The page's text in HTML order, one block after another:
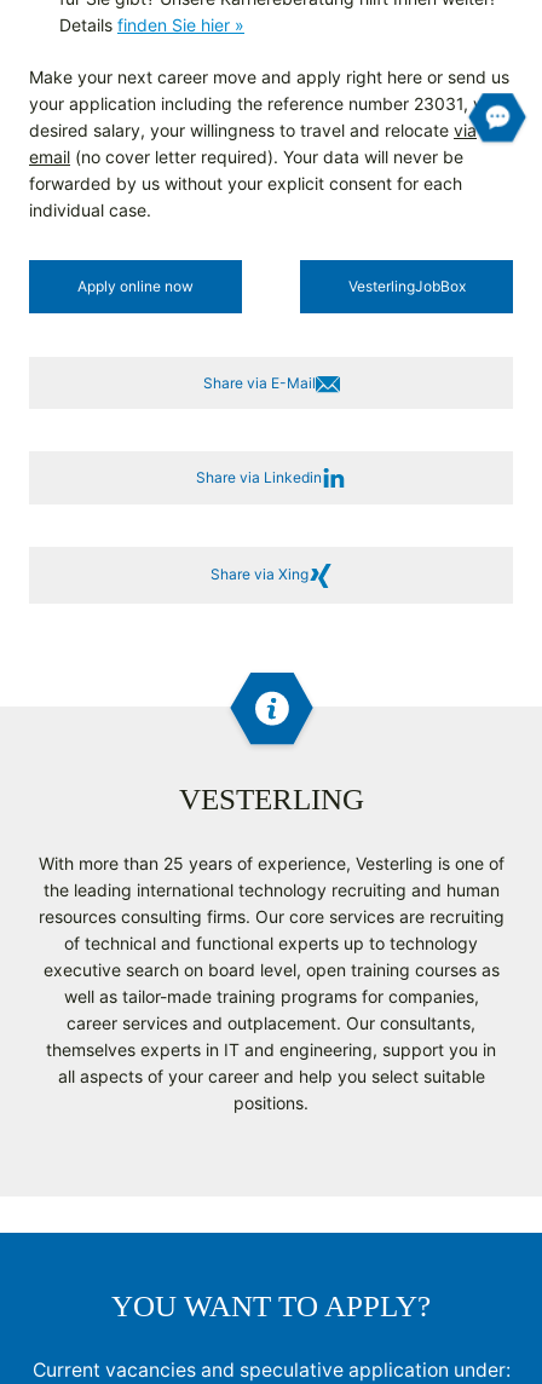
Details finden Sie hier »
Make your next career move and apply right here or send us
your application including the reference number 23031, your
desired salary, your willingness to travel and relocate via
email (no cover letter required). Your data will never be
forwarded by us without your explicit consent for each
individual case.
Apply online now Vesterling­JobBox
Share via E-Mail
Share via Linkedin
Share via Xing
VESTERLING
With more than 25 years of experience, Vesterling is one of
the leading international technology recruiting and human
resources consulting firms. Our core services are recruiting
of technical and functional experts up to technology
executive search on board level, open training courses as
well as tailor-made training programs for companies,
career services and outplacement. Our consultants,
themselves experts in IT and engineering, support you in
all aspects of your career and help you select suitable
positions.
YOU WANT TO APPLY?
Current vacancies and speculative application under: